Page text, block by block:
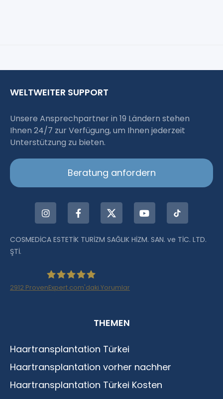
WELTWEITER SUPPORT
Unsere Ansprechpartner in 19 Ländern stehen
Ihnen 24/7 zur Verfügung, um Ihnen jederzeit
Unterstützung zu bieten.
Beratung anfordern
COSMEDİCA ESTETİK TURİZM SAĞLIK HİZM. SAN. ve TİC. LTD.
ŞTİ.
Istanbul
2912 ProvenExpert.com'daki Yorumlar
THEMEN
Haartransplantation Türkei
Haartransplantation vorher nachher
Haartransplantation Türkei Kosten